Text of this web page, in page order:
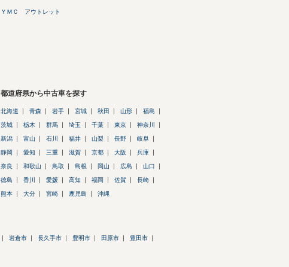
ＹＭＣ アウトレット
都道府県から中古車を探す
北海道 青森 岩手 宮城 秋田 山形 福島
茨城 栃木 群馬 埼玉 千葉 東京 神奈川
新潟 富山 石川 福井 山梨 長野 岐阜
静岡 愛知 三重 滋賀 京都 大阪 兵庫
奈良 和歌山 鳥取 島根 岡山 広島 山口
徳島 香川 愛媛 高知 福岡 佐賀 長崎
熊本 大分 宮崎 鹿児島 沖縄
岩倉市 長久手市 豊明市 田原市 豊田市